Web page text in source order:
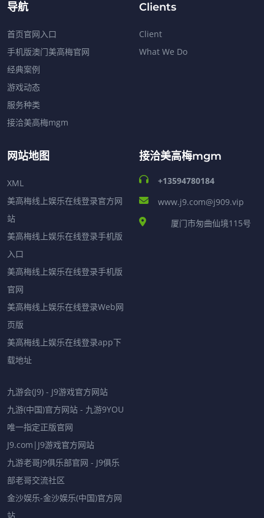
导航
首页官网入口
手机版澳门美高梅官网
经典案例
游戏动态
服务种类
接洽美高梅mgm
Clients
Client
What We Do
网站地图
XML
美高梅线上娱乐在线登录官方网
站
美高梅线上娱乐在线登录手机版
入口
美高梅线上娱乐在线登录手机版
官网
美高梅线上娱乐在线登录Web网
页版
美高梅线上娱乐在线登录app下
载地址
九游会(J9) - J9游戏官方网站
九游(中国)官方网站 - 九游9YOU
唯一指定正版官网
J9.com|J9游戏官方网站
九游老哥J9俱乐部官网 - J9俱乐
部老哥交流社区
金沙娱乐-金沙娱乐(中国)官方网
站
接洽美高梅mgm
+13594780184
www.j9.com@j909.vip
厦门市匆曲仙境115号